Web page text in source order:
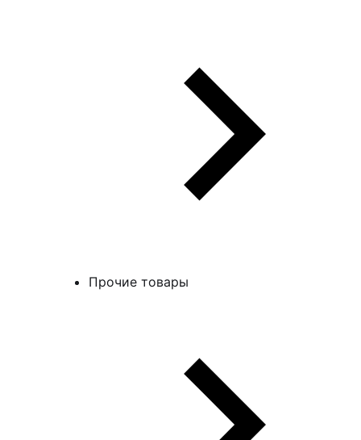
Прочие товары